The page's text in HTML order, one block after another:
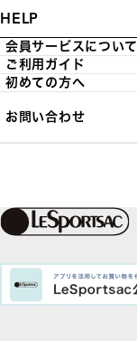
HELP
会員サービスについて
ご利用ガイド
初めての方へ
お問い合わせ